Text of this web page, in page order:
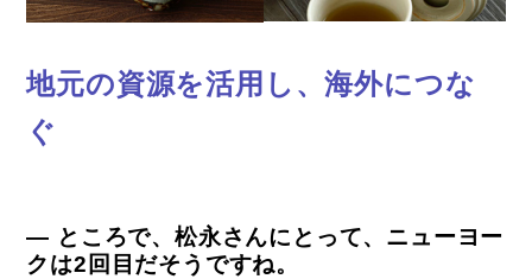
地元の資源を活用し、海外につな
ぐ
― ところで、松永さんにとって、ニューヨー
クは2回目だそうですね。